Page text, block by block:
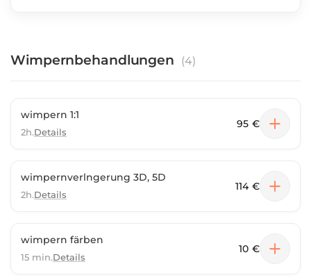
Wimpernbehandlungen (4)
wimpern 1:1
2h.Details
95 €
wimpernverlngerung 3D, 5D
2h.Details
114 €
wimpern färben
15 min.Details
10 €